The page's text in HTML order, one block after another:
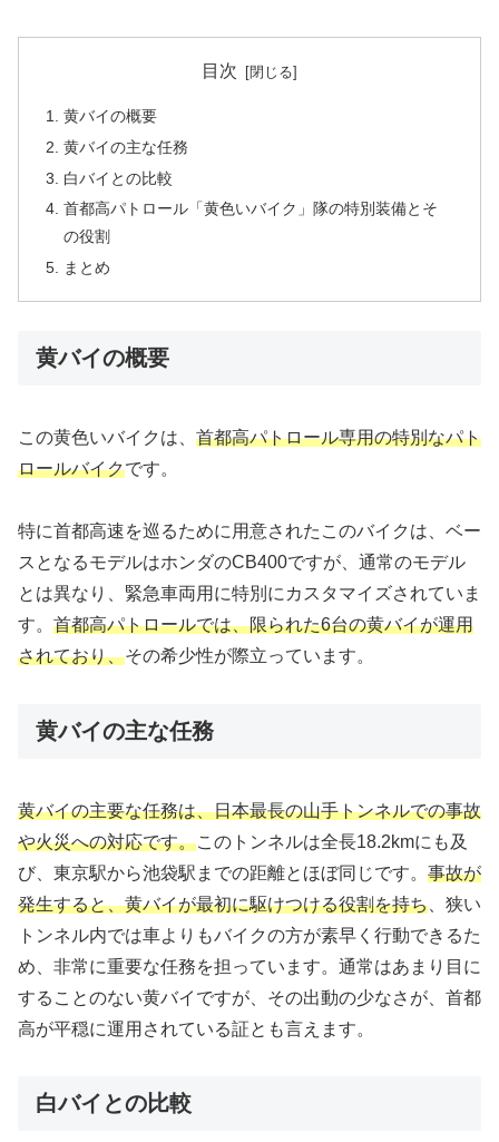
目次
黄バイの概要
黄バイの主な任務
白バイとの比較
首都高パトロール「黄色いバイク」隊の特別装備とそ
の役割
まとめ
黄バイの概要
この黄色いバイクは、 首都高パトロール専用の特別なパト
ロールバイクです。
特に首都高速を巡るために用意されたこのバイクは、ベー
スとなるモデルはホンダのCB400ですが、通常のモデル
とは異なり、緊急車両用に特別にカスタマイズされていま
す。 首都高パトロールでは、限られた6台の黄バイが運用
されており、その希少性が際立っています。
黄バイの主な任務
黄バイの主要な任務は、日本最長の山手トンネルでの事故
や火災への対応です。このトンネルは全長18.2kmにも及
び、東京駅から池袋駅までの距離とほぼ同じです。 事故が
発生すると、黄バイが最初に駆けつける役割を持ち 、狭い
トンネル内では車よりもバイクの方が素早く行動できるた
め、非常に重要な任務を担っています。通常はあまり目に
することのない黄バイですが、その出動の少なさが、首都
高が平穏に運用されている証とも言えます。
白バイとの比較